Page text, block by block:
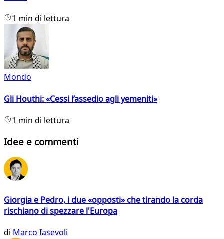
1 min di lettura
Mondo
Gli Houthi: «Cessi l’assedio agli yemeniti»
1 min di lettura
Idee e commenti
Giorgia e Pedro, i due «opposti» che tirando la corda
rischiano di spezzare l'Europa
di Marco Iasevoli